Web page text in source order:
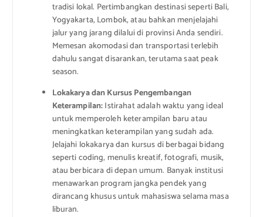
tradisi lokal. Pertimbangkan destinasi seperti Bali,
Yogyakarta, Lombok, atau bahkan menjelajahi
jalur yang jarang dilalui di provinsi Anda sendiri.
Memesan akomodasi dan transportasi terlebih
dahulu sangat disarankan, terutama saat peak
season.
Lokakarya dan Kursus Pengembangan
Keterampilan:Istirahat adalah waktu yang ideal
untuk memperoleh keterampilan baru atau
meningkatkan keterampilan yang sudah ada.
Jelajahi lokakarya dan kursus di berbagai bidang
seperti coding, menulis kreatif, fotografi, musik,
atau berbicara di depan umum. Banyak institusi
menawarkan program jangka pendek yang
dirancang khusus untuk mahasiswa selama masa
liburan.